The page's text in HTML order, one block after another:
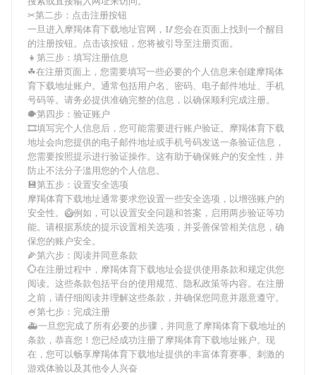
✂第二步：点击注册按钮
一旦进入摩羯体育下载地址官网，🥢您会在页面上找到一个醒目
的注册按钮。点击该按钮，您将被引导至注册页面。
👧第三步：填写注册信息
☘在注册页面上，您需要填写一些必要的个人信息来创建摩羯体
育下载地址账户。通常包括用户名、密码、电子邮件地址、手机
号码等。请务必提供准确完整的信息，以确保顺利完成注册。
🐡第四步：验证账户
🎞填写完个人信息后，您可能需要进行账户验证。 摩羯体育下载
地址会向您提供的电子邮件地址或手机号码发送一条验证信息，
您需要按照提示进行验证操作。这有助于确保账户的安全性，并
防止不法分子滥用您的个人信息。
💾第五步：设置安全选项
摩羯体育下载地址通常要求您设置一些安全选项，以增强账户的
安全性。🥝例如，可以设置安全问题和答案，启用两步验证等功
能。请根据系统的提示设置相关选项，并妥善保管相关信息，确
保您的账户安全。
🌽第六步：阅读并同意条款
💮在注册过程中， 摩羯体育下载地址会提供使用条款和规定供您
阅读。这些条款包括平台的使用规范、隐私政策等内容。在注册
之前，请仔细阅读并理解这些条款，并确保您同意并愿意遵守。
🍧第七步：完成注册
🚑一旦您完成了所有必要的步骤，并同意了摩羯体育下载地址的
条款，恭喜您！您已经成功注册了摩羯体育下载地址账户。现
在，您可以畅享摩羯体育下载地址提供的丰富体育赛事、刺激的
游戏体验以及其他令人兴奋